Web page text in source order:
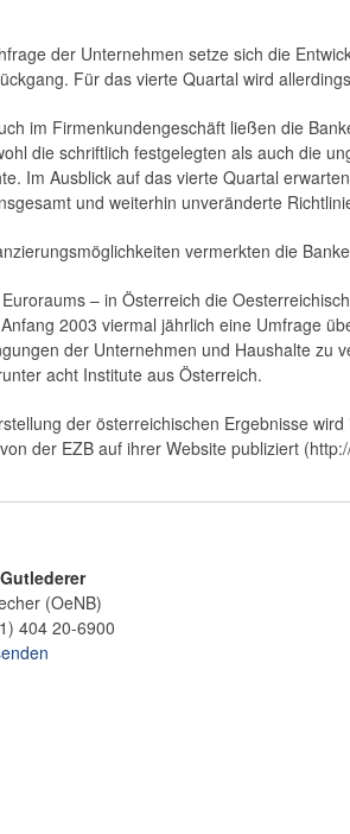
der Unternehmen setze sich die
Für das vierte Quartal wird
im Firmenkundengeschäft ließen die
die schriftlich festgelegten als auch die
Im Ausblick auf das vierte Quartal
und weiterhin unveränderte
vermerkten die
– in Österreich die
2003 viermal jährlich eine Umfrage
der Unternehmen und Haushalte zu
acht Institute aus Österreich.
der österreichischen Ergebnisse
der EZB auf ihrer Website publiziert
Gutlederer
(OeNB)
404 20-6900